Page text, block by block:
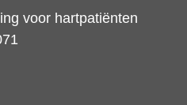
voor hartpatiënten